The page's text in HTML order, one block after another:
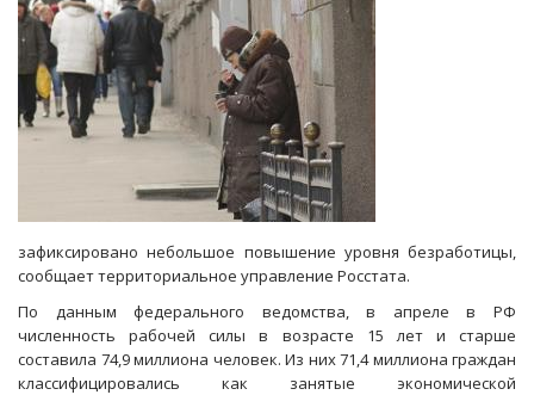
зафиксировано небольшое повышение уровня безработицы,
сообщает территориальное управление Росстата.
По данным федерального ведомства, в апреле в РФ
численность рабочей силы в возрасте 15 лет и старше
составила 74,9 миллиона человек. Из них 71,4 миллиона граждан
классифицировались как занятые экономической